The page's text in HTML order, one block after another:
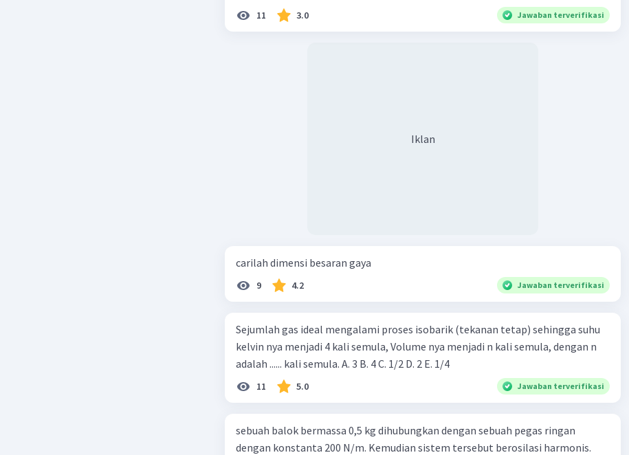
11 3.0 Jawaban terverifikasi
Iklan
carilah dimensi besaran gaya
9 4.2 Jawaban terverifikasi
Sejumlah gas ideal mengalami proses isobarik (tekanan tetap) sehingga suhu
kelvin nya menjadi 4 kali semula, Volume nya menjadi n kali semula, dengan n
adalah ...... kali semula. A. 3 B. 4 C. 1/2 D. 2 E. 1/4
11 5.0 Jawaban terverifikasi
sebuah balok bermassa 0,5 kg dihubungkan dengan sebuah pegas ringan
dengan konstanta 200 N/m. Kemudian sistem tersebut berosilasi harmonis.